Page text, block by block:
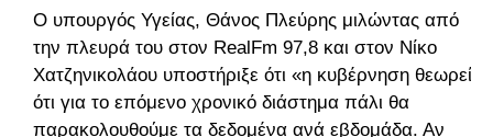
Ο υπουργός Υγείας, Θάνος Πλεύρης μιλώντας από
την πλευρά του στον RealFm 97,8 και στον Νίκο
Χατζηνικολάου υποστήριξε ότι «η κυβέρνηση θεωρεί
ότι για το επόμενο χρονικό διάστημα πάλι θα
παρακολουθούμε τα δεδομένα ανά εβδομάδα. Αν